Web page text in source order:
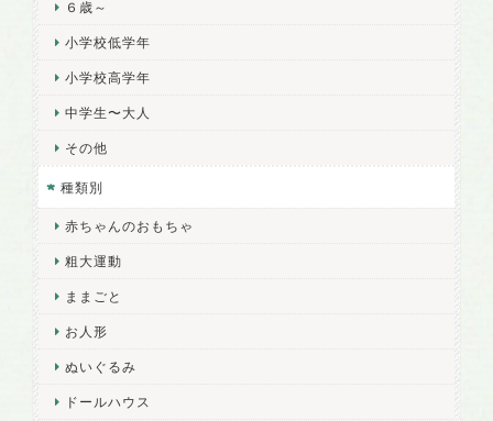
６歳～
小学校低学年
小学校高学年
中学生〜大人
その他
種類別
赤ちゃんのおもちゃ
粗大運動
ままごと
お人形
ぬいぐるみ
ドールハウス